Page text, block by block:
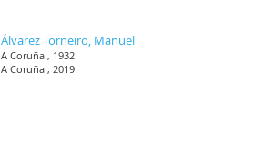
Álvarez Torneiro, Manuel
A Coruña , 1932
A Coruña , 2019